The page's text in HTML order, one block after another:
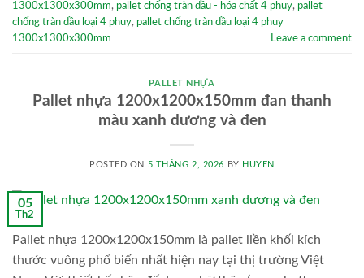
1300x1300x300mm, pallet chống tràn dầu - hóa chất 4 phuy, pallet
chống tràn dầu loại 4 phuy, pallet chống tràn dầu loại 4 phuy
1300x1300x300mm
Leave a comment
PALLET NHỰA
Pallet nhựa 1200x1200x150mm đan thanh
màu xanh dương và đen
POSTED ON 5 THÁNG 2, 2026 BY HUYEN
05
Th2
Pallet nhựa 1200x1200x150mm là pallet liền khối kích
thước vuông phổ biến nhất hiện nay tại thị trường Việt